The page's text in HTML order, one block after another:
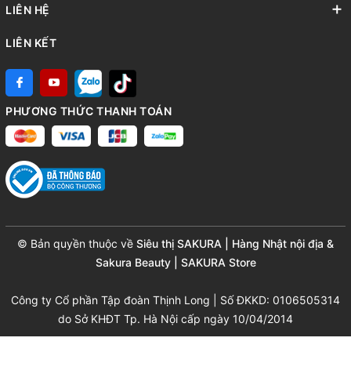
LIÊN HỆ
LIÊN KẾT
PHƯƠNG THỨC THANH TOÁN
© Bản quyền thuộc về Siêu thị SAKURA | Hàng Nhật nội địa &
Sakura Beauty | SAKURA Store
Công ty Cổ phần Tập đoàn Thịnh Long | Số ĐKKD: 0106505314
do Sở KHĐT Tp. Hà Nội cấp ngày 10/04/2014